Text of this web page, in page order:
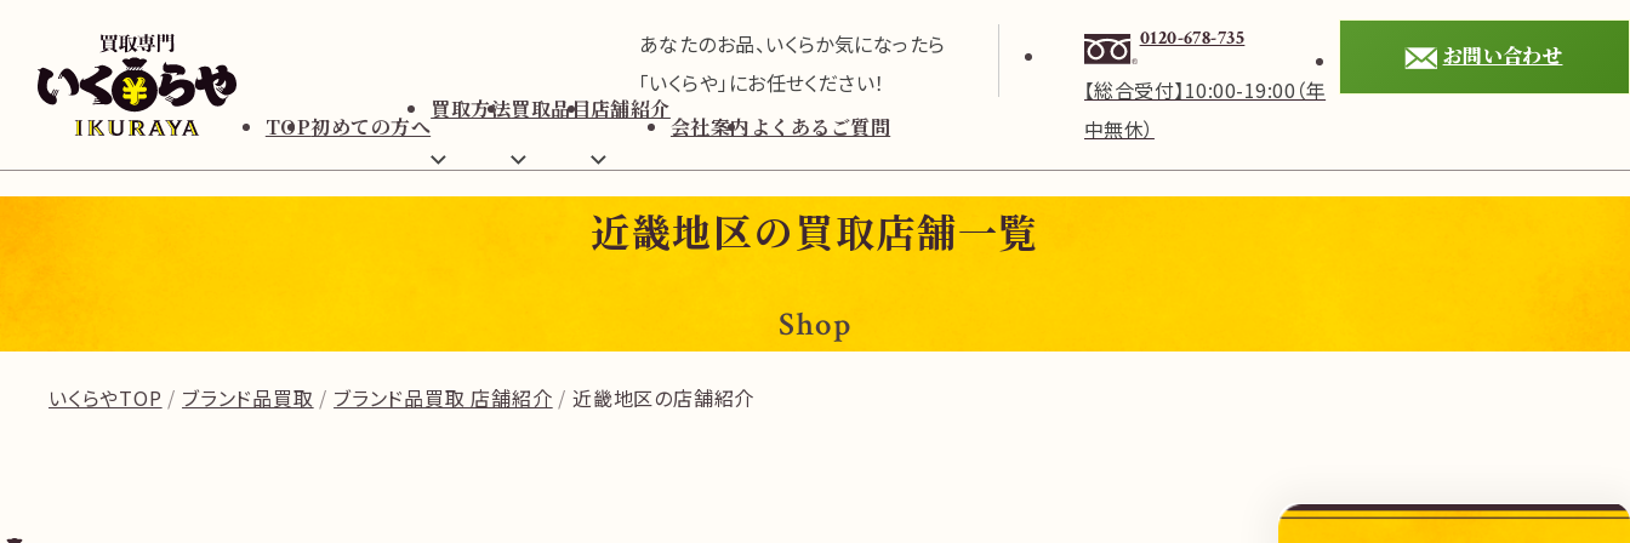
あなたのお品、いくらか気になったら
「いくらや」にお任せください！
0120-678-735
【総合受付】10:00-19:00（年
中無休）
お問い合わせ
TOP初めての方へ
買取方法買取品目店舗紹介
会社案内 よくあるご質問
近畿地区の買取店舗一覧
Shop
いくらやTOP ブランド品買取 ブランド品買取 店舗紹介 近畿地区の店舗紹介